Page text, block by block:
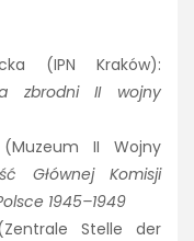
(IPN Kraków):
zbrodni II wojny
(Muzeum II Wojny
Głównej Komisji
1945–1949
Stelle der